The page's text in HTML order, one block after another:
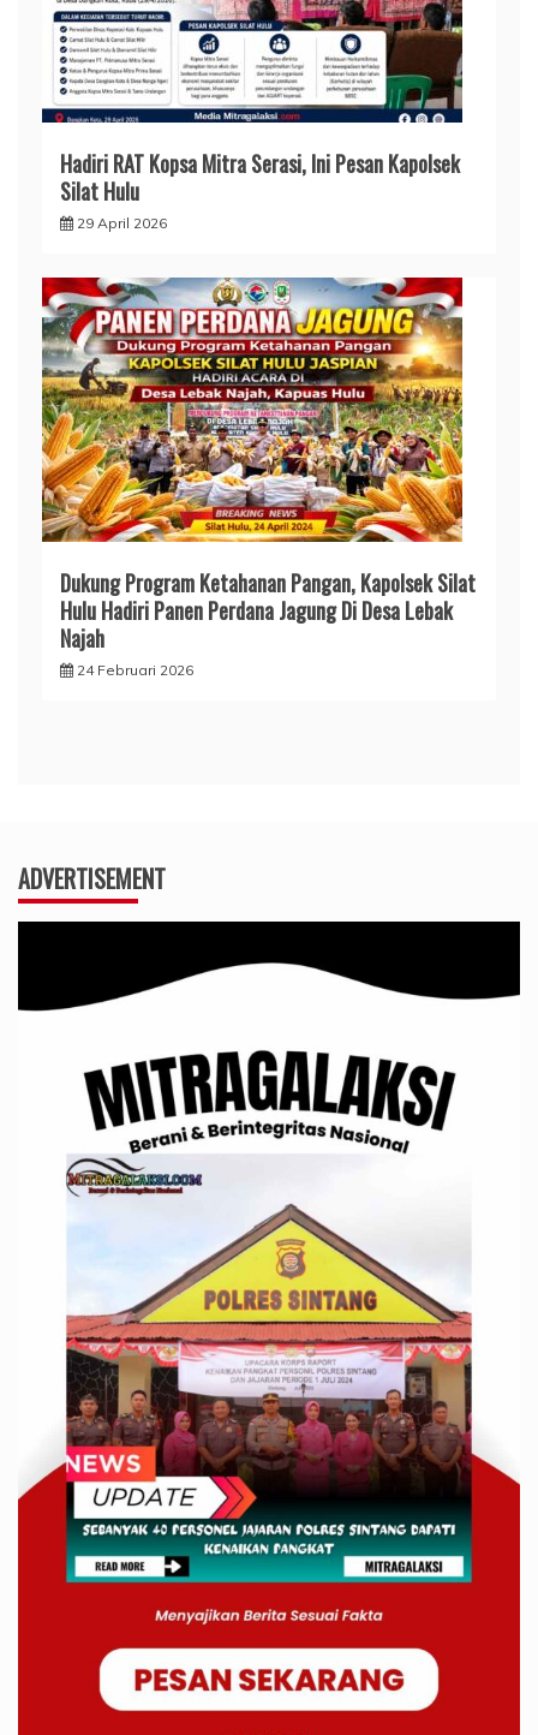
Hadiri RAT Kopsa Mitra Serasi, Ini Pesan Kapolsek
Silat Hulu
29 April 2026
Dukung Program Ketahanan Pangan, Kapolsek Silat
Hulu Hadiri Panen Perdana Jagung Di Desa Lebak
Najah
24 Februari 2026
ADVERTISEMENT